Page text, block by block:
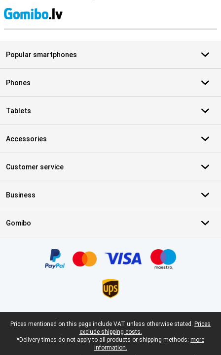
Popular smartphones
Phones
Tablets
Accessories
Customer service
Business
Gomibo
Legal footer
Prices mentioned on this page include VAT unless otherwise stated. Prices
exclude shipping costs.
*Delivery times do not apply to all products or shipping methods: more
information.